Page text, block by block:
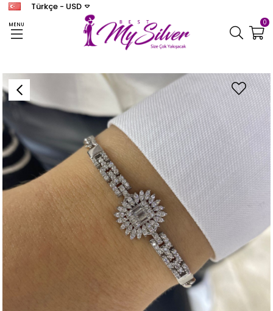
MENU
Türkçe - USD
0
Kadın Gümüş Baget Çiçek Bileklik